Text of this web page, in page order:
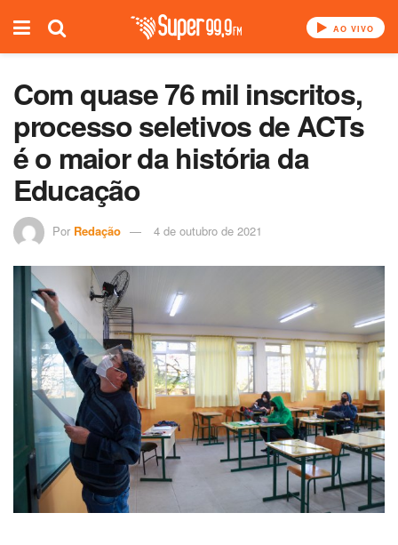
AO VIVO
Com quase 76 mil inscritos,
processo seletivos de ACTs
é o maior da história da
Educação
Por Redação 4 de outubro de 2021